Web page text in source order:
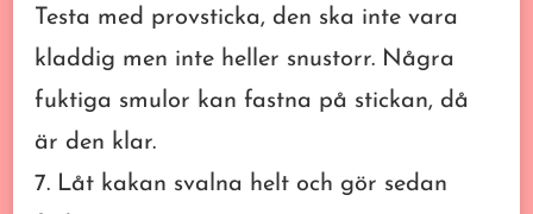
Testa med provsticka, den ska inte vara
kladdig men inte heller snustorr. Några
fuktiga smulor kan fastna på stickan, då
är den klar.
7. Låt kakan svalna helt och gör sedan